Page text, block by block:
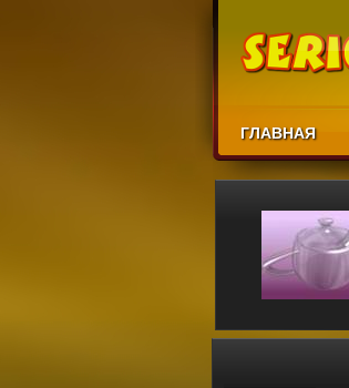
ГЛАВНАЯ